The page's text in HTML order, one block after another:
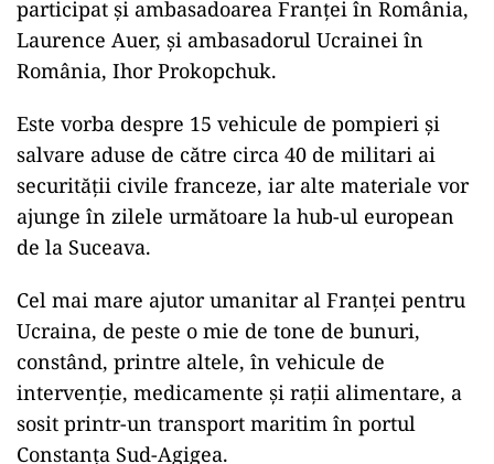
participat şi ambasadoarea Franţei în România,
Laurence Auer, şi ambasadorul Ucrainei în
România, Ihor Prokopchuk.
Este vorba despre 15 vehicule de pompieri şi
salvare aduse de către circa 40 de militari ai
securităţii civile franceze, iar alte materiale vor
ajunge în zilele următoare la hub-ul european
de la Suceava.
Cel mai mare ajutor umanitar al Franţei pentru
Ucraina, de peste o mie de tone de bunuri,
constând, printre altele, în vehicule de
intervenţie, medicamente şi raţii alimentare, a
sosit printr-un transport maritim în portul
Constanţa Sud-Agigea.